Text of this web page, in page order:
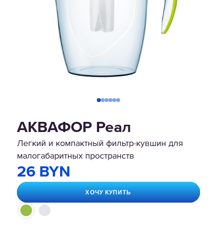
АКВАФОР Реал
Легкий и компактный фильтр-кувшин для
малогабаритных пространств
26 BYN
ХОЧУ КУПИТЬ